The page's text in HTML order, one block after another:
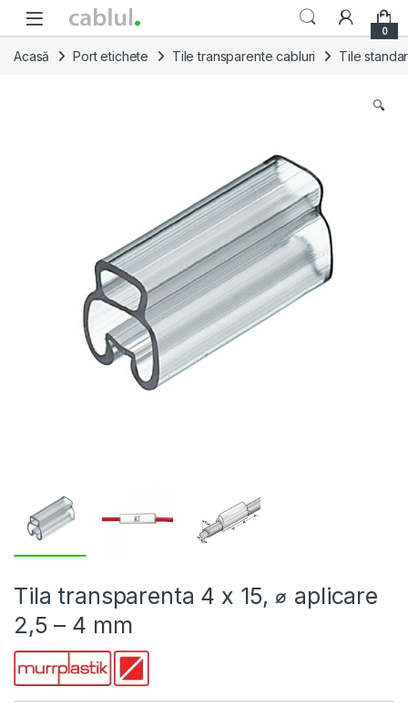
Skip to navigation
Skip to content
0
Acasă Port etichete Tile transparente cabluri Tile
🔍
Tila transparenta 4 x 15, ⌀ aplicare
2,5 – 4 mm